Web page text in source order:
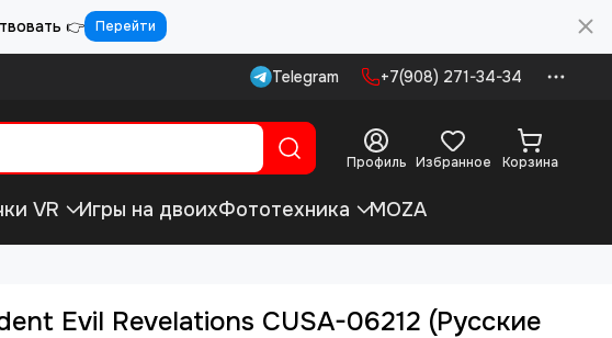
👉 Перейти
Telegram +7(908) 271-34-34
Профиль Избранное Корзина
VR Игры на двоихФототехника MOZA
Evil Revelations CUSA-06212 (Русские